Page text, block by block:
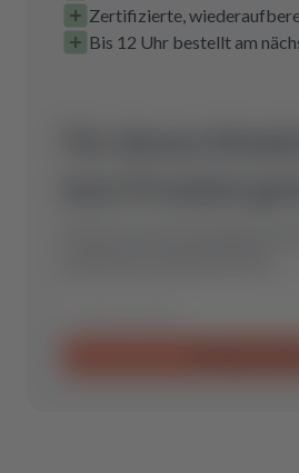
Zertifizierte,
Bis 12 Uhr bestellt am